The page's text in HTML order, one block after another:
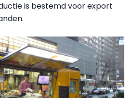
is bestemd voor export